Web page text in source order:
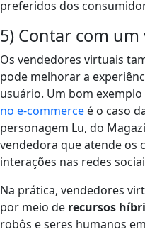
preferidos dos
5) Contar com
Os vendedores virtuais
pode melhorar a
usuário. Um bom exemplo
no e-commerce é o caso
personagem Lu, do
vendedora que atende os
interações nas redes
Na prática, vendedores
por meio de recursos
robôs e seres humanos